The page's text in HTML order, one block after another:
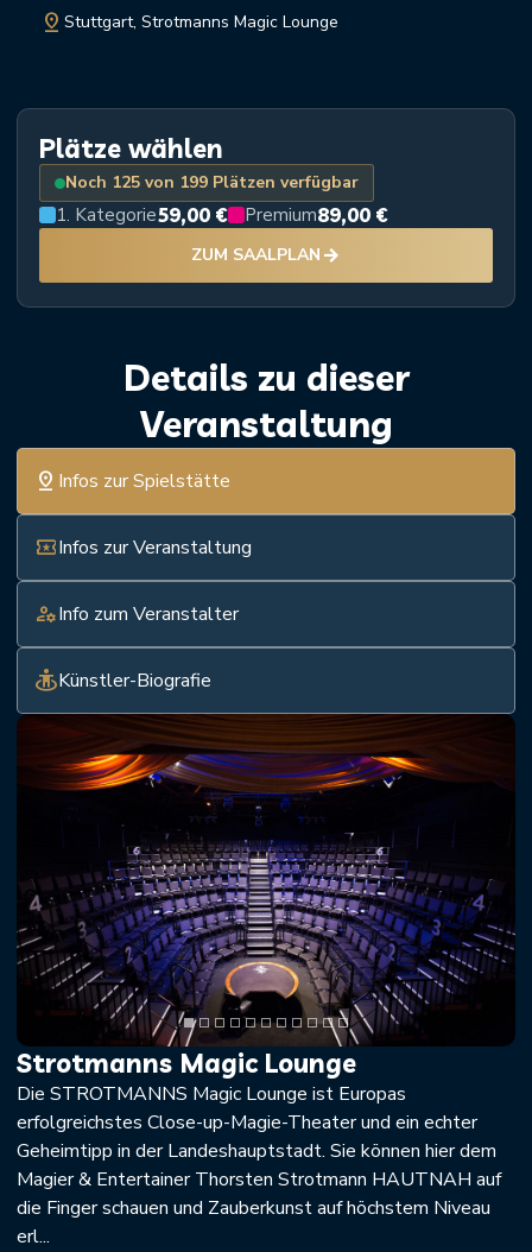
pin_drop Stuttgart, Strotmanns Magic Lounge
Plätze wählen
Noch 125 von 199 Plätzen verfügbar
1. Kategorie59,00 € Premium89,00 €
ZUM SAALPLAN arrow_forward
Details zu dieser
Veranstaltung
pin_drop Infos zur Spielstätte
local_activityInfos zur Veranstaltung
manage_accountsInfo zum Veranstalter
guardianKünstler-Biografie
Strotmanns Magic Lounge
Die STROTMANNS Magic Lounge ist Europas
erfolgreichstes Close-up-Magie-Theater und ein echter
Geheimtipp in der Landeshauptstadt. Sie können hier dem
Magier & Entertainer Thorsten Strotmann HAUTNAH auf
die Finger schauen und Zauberkunst auf höchstem Niveau
erl...